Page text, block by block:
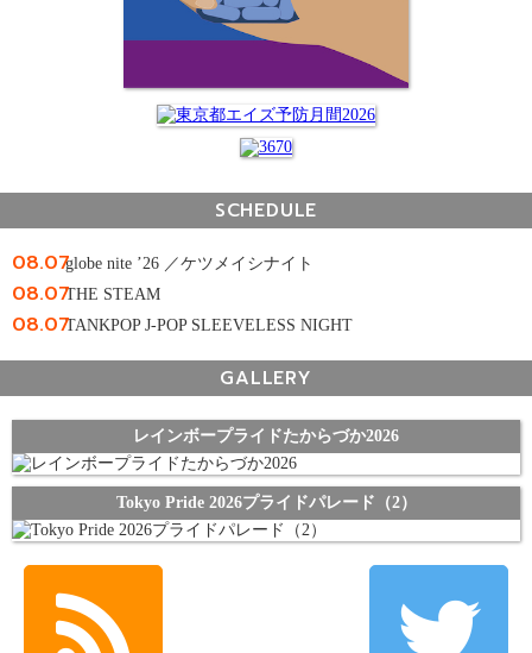
SCHEDULE
08.07globe nite ’26 ／ケツメイシナイト
08.07THE STEAM
08.07TANKPOP J-POP SLEEVELESS NIGHT
GALLERY
レインボープライドたからづか2026
Tokyo Pride 2026プライドパレード（2）